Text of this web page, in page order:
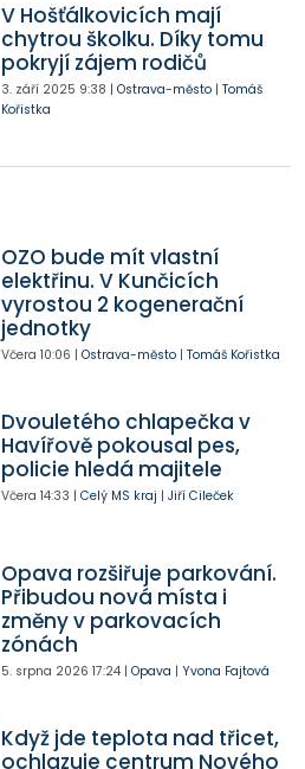
V Hošťálkovicích mají
chytrou školku. Díky tomu
pokryjí zájem rodičů
3. září 2025 9:38 | Ostrava-město| Tomáš
Kořistka
OZO bude mít vlastní
elektřinu. V Kunčicích
vyrostou 2 kogenerační
jednotky
Včera 10:06 | Ostrava-město| Tomáš Kořistka
Dvouletého chlapečka v
Havířově pokousal pes,
policie hledá majitele
Včera 14:33 | Celý MS kraj | Jiří Cileček
Opava rozšiřuje parkování.
Přibudou nová místa i
změny v parkovacích
zónách
5. srpna 2026 17:24| Opava | Yvona Fajtová
Když jde teplota nad třicet,
ochlazuje centrum Nového